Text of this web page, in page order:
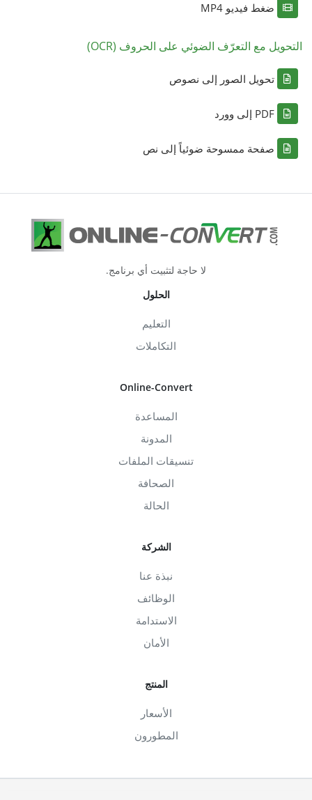
ضغط فيديو MP4
التحويل مع التعرّف الضوئي على الحروف (OCR)
تحويل الصور إلى نصوص
PDF إلى وورد
صفحة ممسوحة ضوئياً إلى نص
لا حاجة لتثبيت أي برنامج.
الحلول
التعليم
التكاملات
Online-Convert
المساعدة
المدونة
تنسيقات الملفات
الصحافة
الحالة
الشركة
نبذة عنا
الوظائف
الاستدامة
الأمان
المنتج
الأسعار
المطورون